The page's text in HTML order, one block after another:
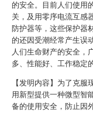
的安全。目前人们使用
关，及用零序电流互感
防护器等，这些保护器
的还因受潮经常产生误
人们生命财产的安全，
多、性能好、工作稳定
【发明内容】为了克
用新型提供一种微型智
备的使用安全，防止因